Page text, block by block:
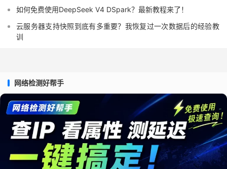
如何免费使用DeepSeek V4 DSpark？最新教程来了！
云服务器支持快照到底有多重要？我恢复过一次数据后的经验教
训
网络检测好帮手